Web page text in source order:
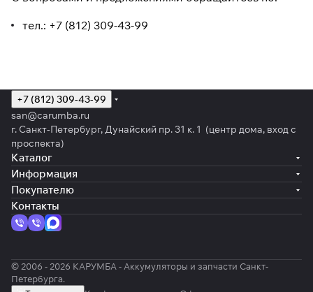
тел.: +7 (812) 309-43-99
+7 (812) 309-43-99
san@carumba.ru
г. Санкт-Петербург, Дунайский пр. 31 к. 1 (центр дома, вход с
проспекта)
Каталог
Информация
Покупателю
Контакты
© 2006 - 2026 КАРУМБА - Аккумуляторы и запчасти Санкт-
Петербурга.